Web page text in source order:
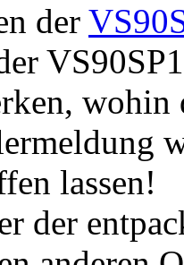
der
lassen!
der